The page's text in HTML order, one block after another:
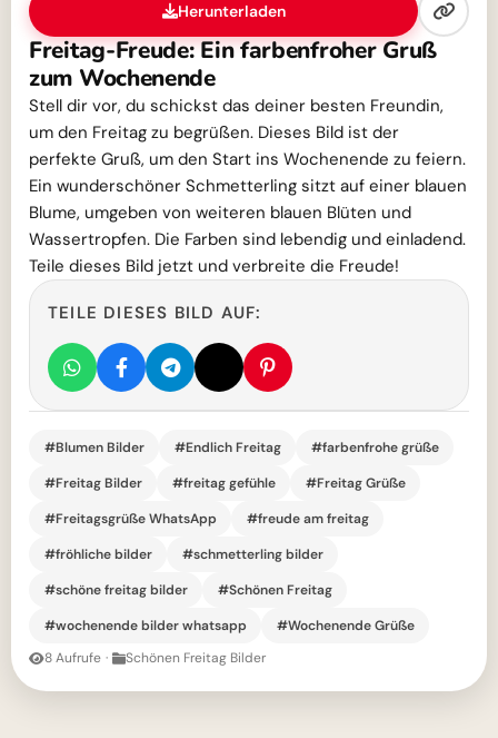
Herunterladen
Freitag-Freude: Ein farbenfroher Gruß
zum Wochenende
Stell dir vor, du schickst das deiner besten Freundin,
um den Freitag zu begrüßen. Dieses Bild ist der
perfekte Gruß, um den Start ins Wochenende zu feiern.
Ein wunderschöner Schmetterling sitzt auf einer blauen
Blume, umgeben von weiteren blauen Blüten und
Wassertropfen. Die Farben sind lebendig und einladend.
Teile dieses Bild jetzt und verbreite die Freude!
TEILE DIESES BILD AUF:
#Blumen Bilder #Endlich Freitag
#farbenfrohe grüße
#Freitag Bilder
#freitag gefühle
#Freitag Grüße
#Freitagsgrüße WhatsApp
#freude am freitag
#fröhliche bilder
#schmetterling bilder
#schöne freitag bilder
#Schönen Freitag
#wochenende bilder whatsapp
#Wochenende Grüße
8 Aufrufe · Schönen Freitag Bilder